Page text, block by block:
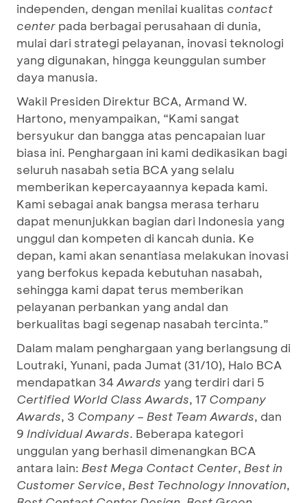
independen, dengan menilai kualitas contact
center pada berbagai perusahaan di dunia,
mulai dari strategi pelayanan, inovasi teknologi
yang digunakan, hingga keunggulan sumber
daya manusia.
Wakil Presiden Direktur BCA, Armand W.
Hartono, menyampaikan, “Kami sangat
bersyukur dan bangga atas pencapaian luar
biasa ini. Penghargaan ini kami dedikasikan bagi
seluruh nasabah setia BCA yang selalu
memberikan kepercayaannya kepada kami.
Kami sebagai anak bangsa merasa terharu
dapat menunjukkan bagian dari Indonesia yang
unggul dan kompeten di kancah dunia. Ke
depan, kami akan senantiasa melakukan inovasi
yang berfokus kepada kebutuhan nasabah,
sehingga kami dapat terus memberikan
pelayanan perbankan yang andal dan
berkualitas bagi segenap nasabah tercinta.”
Dalam malam penghargaan yang berlangsung di
Loutraki, Yunani, pada Jumat (31/10), Halo BCA
mendapatkan 34Awards yang terdiri dari 5
Certified World Class Awards, 17 Company
Awards, 3 Company – Best Team Awards, dan
9 Individual Awards. Beberapa kategori
unggulan yang berhasil dimenangkan BCA
antara lain: Best Mega Contact Center, Best in
Customer Service, Best Technology Innovation,